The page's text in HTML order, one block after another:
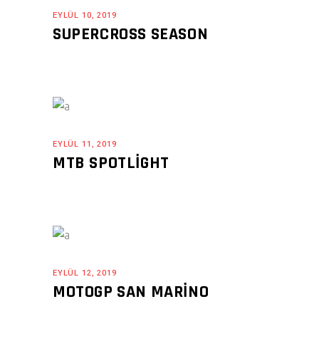
EYLÜL 10, 2019
SUPERCROSS SEASON
EYLÜL 11, 2019
MTB SPOTLIGHT
EYLÜL 12, 2019
MOTOGP SAN MARINO